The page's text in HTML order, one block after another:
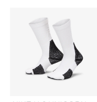
3 期 0 利率 每期
合作金庫商業銀行
華南商業銀行
上海商業儲蓄銀行
Apple Pay